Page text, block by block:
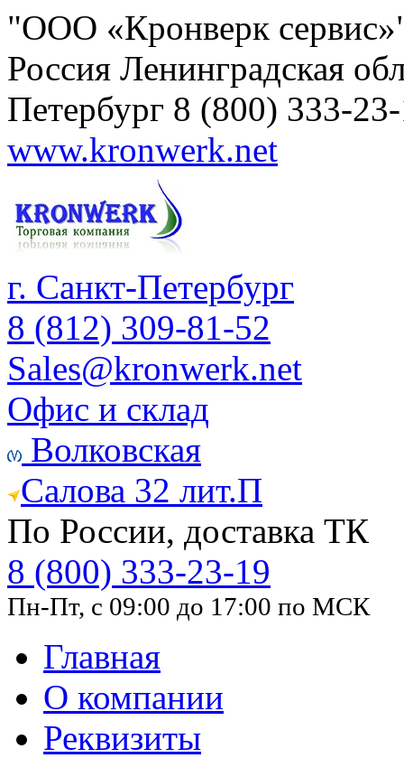
"ООО «Кронверк
Россия Ленинградская
Петербург 8 (800) 333-
www.kronwerk.net
г. Санкт-Петербург
8 (812) 309-81-52
Sales@kronwerk.net
Офис и склад
Волковская
Салова 32 лит.П
По России, доставка ТК
8 (800) 333-23-19
Пн-Пт, с 09:00 до 17:00 по МСК
Главная
О компании
Реквизиты